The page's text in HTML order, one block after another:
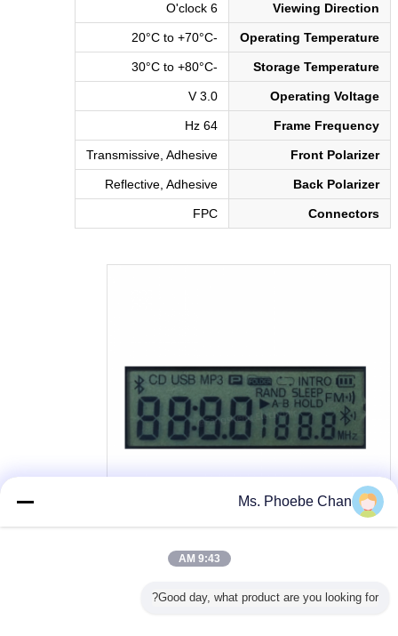
Viewing Direction
6 O'clock
Operating Temperature
-20°C to +70°C
Storage Temperature
-30°C to +80°C
Operating Voltage
3.0 V
Frame Frequency
64 Hz
Front Polarizer
Transmissive, Adhesive
Back Polarizer
Reflective, Adhesive
Connectors
FPC
شاشة LCD عاكسة,فيلم شاشات الكريستال السائل الأزرق
Ms. Phoebe Chan
9:43 AM
Good day, what product are you looking for?